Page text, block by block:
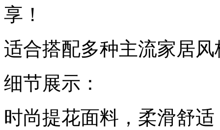
享！
适合搭配多种主流家居风
细节展示：
时尚提花面料，柔滑舒